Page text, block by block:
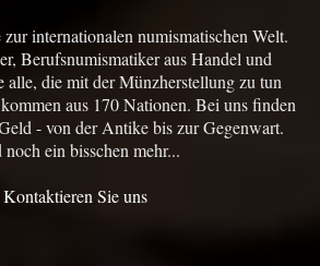
internationalen numismatischen Welt.
Berufsnumismatiker aus Handel und
alle, die mit der Münzherstellung zu tun
aus 170 Nationen. Bei uns finden
- von der Antike bis zur Gegenwart.
ein bisschen mehr...
Kontaktieren Sie uns